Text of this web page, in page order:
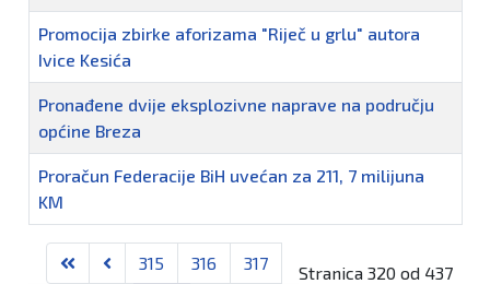
Promocija zbirke aforizama "Riječ u grlu" autora
Ivice Kesića
Pronađene dvije eksplozivne naprave na području
općine Breza
Proračun Federacije BiH uvećan za 211, 7 milijuna
KM
Stranica 320 od 437
315 316
317